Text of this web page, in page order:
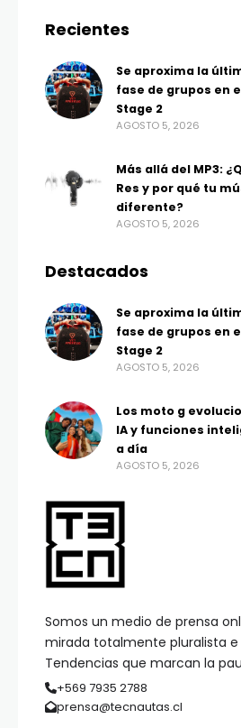
Somos un medio de prensa
mirada totalmente pluralista
Tendencias que marcan la
+569 7935 2788
prensa@tecnautas.cl
Recientes
Se aproxima la
fase de grupos en
Stage 2
AGOSTO 5, 2026
Más allá del MP3:
Res y por qué tu
diferente?
AGOSTO 5, 2026
Destacados
Se aproxima la
fase de grupos en
Stage 2
AGOSTO 5, 2026
Los moto g
IA y funciones
a día
AGOSTO 5, 2026